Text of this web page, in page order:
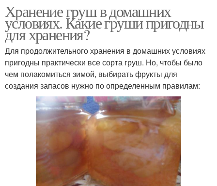
Хранение груш в домашних
условиях. Какие груши пригодны
для хранения?
Для продолжительного хранения в домашних условиях
пригодны практически все сорта груш. Но, чтобы было
чем полакомиться зимой, выбирать фрукты для
создания запасов нужно по определенным правилам: